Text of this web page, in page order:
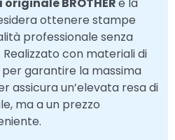
ottenere stampe
professionale senza
con materiali di
garantire la massima
assicura un’elevata resa di
ma a un prezzo